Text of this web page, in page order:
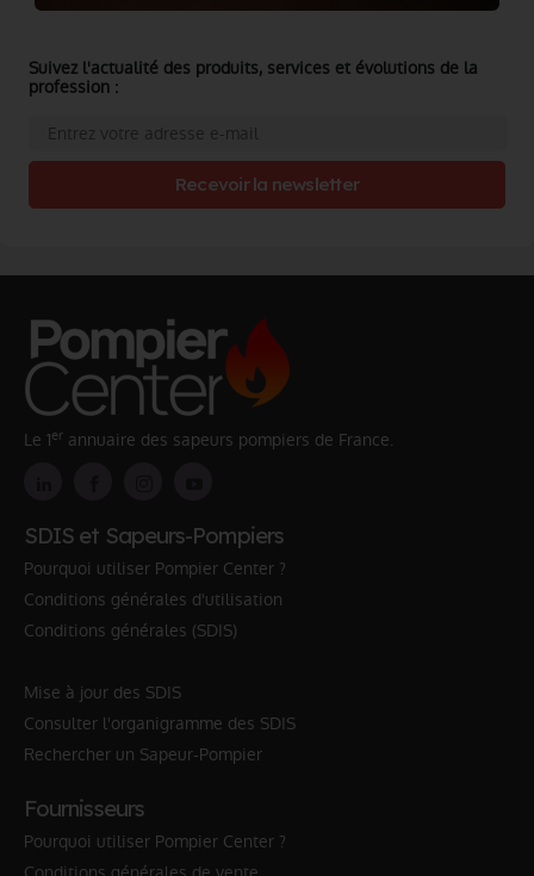
Suivez l'actualité des produits, services et évolutions de la
profession :
Recevoir la newsletter
Le 1er annuaire des sapeurs pompiers de France.
SDIS et Sapeurs-Pompiers
Pourquoi utiliser Pompier Center ?
Conditions générales d'utilisation
Conditions générales (SDIS)
Mise à jour des SDIS
Consulter l'organigramme des SDIS
Rechercher un Sapeur-Pompier
Fournisseurs
Pourquoi utiliser Pompier Center ?